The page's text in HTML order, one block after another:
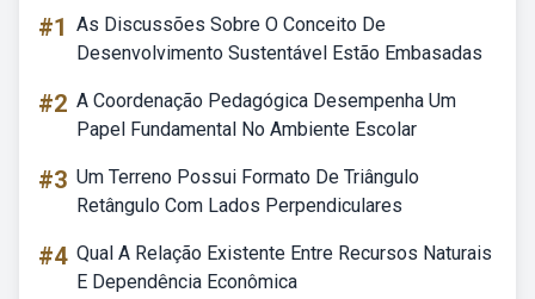
#1 As Discussões Sobre O Conceito De
Desenvolvimento Sustentável Estão Embasadas
#2 A Coordenação Pedagógica Desempenha Um
Papel Fundamental No Ambiente Escolar
#3 Um Terreno Possui Formato De Triângulo
Retângulo Com Lados Perpendiculares
#4 Qual A Relação Existente Entre Recursos Naturais
E Dependência Econômica